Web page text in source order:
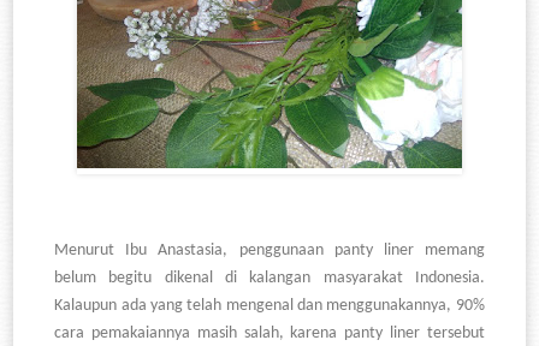
Menurut Ibu Anastasia, penggunaan panty liner memang
belum begitu dikenal di kalangan masyarakat Indonesia.
Kalaupun ada yang telah mengenal dan menggunakannya, 90%
cara pemakaiannya masih salah, karena panty liner tersebut